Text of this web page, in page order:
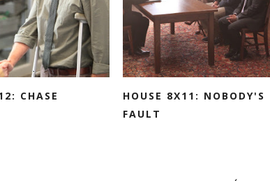
CHASE
HOUSE 8X11: NOBODY'S
FAULT